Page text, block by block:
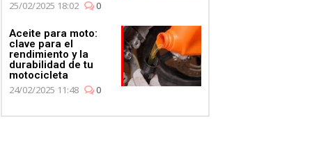
25/02/2025 18:02
0
Aceite para moto:
clave para el
rendimiento y la
durabilidad de tu
motocicleta
24/02/2025 11:48
0